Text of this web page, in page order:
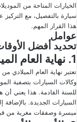
ا
ك
ي
ا
الخيارات المتاحة من
سيارة بالتفصيل، مع التركيز
هذا القرار المهم.
عوامل
تحديد أفضل
1. نهاية العام الميلادي
تعتبر نهاية العام الميلادي
وكالات السيارات بتصفية
للسنة القادمة. هذا يعني
السيارات الجديدة.
ميسرة وصفقات مغرية من